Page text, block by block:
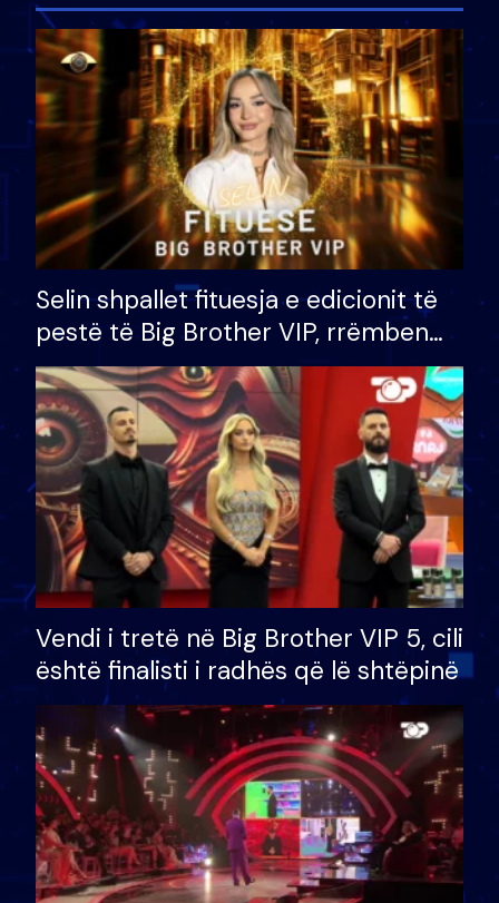
Selin shpallet fituesja e edicionit të
pestë të Big Brother VIP, rrëmben
çmimin e madh prej 100 mijë eurosh
Vendi i tretë në Big Brother VIP 5, cili
është finalisti i radhës që lë shtëpinë